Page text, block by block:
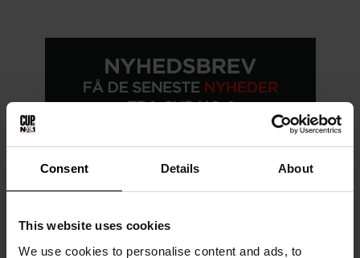
Consent Details About
This website uses cookies
We use cookies to personalise content and ads, to